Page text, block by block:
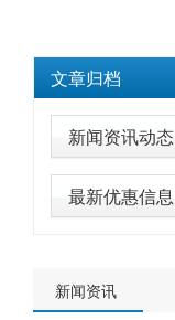
文章归档
新闻资讯动态
最新优惠信息
新闻资讯